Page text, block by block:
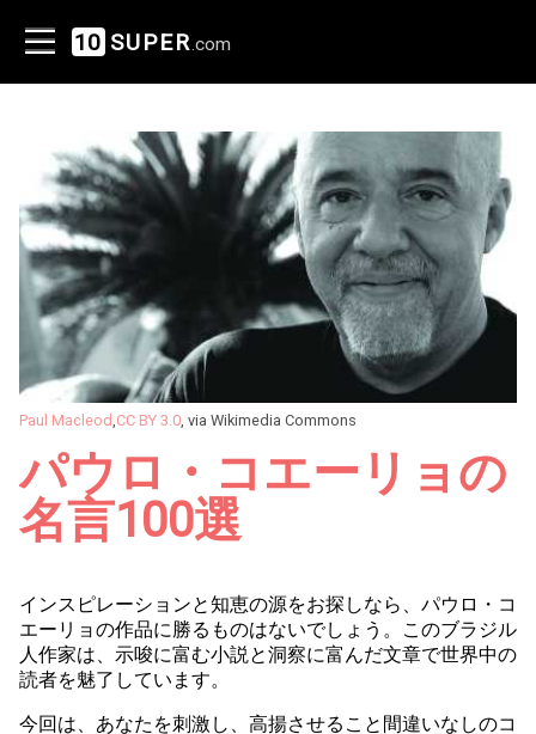
10 SUPER .com
Paul Macleod CC BY 3.0 , via Wikimedia Commons
パウロ・コエーリョの
名言100選
インスピレーションと知恵の源をお探しなら、パウロ・コ
エーリョの作品に勝るものはないでしょう。このブラジル
人作家は、示唆に富む小説と洞察に富んだ文章で世界中の
読者を魅了しています。
今回は、あなたを刺激し、高揚させること間違いなしのコ